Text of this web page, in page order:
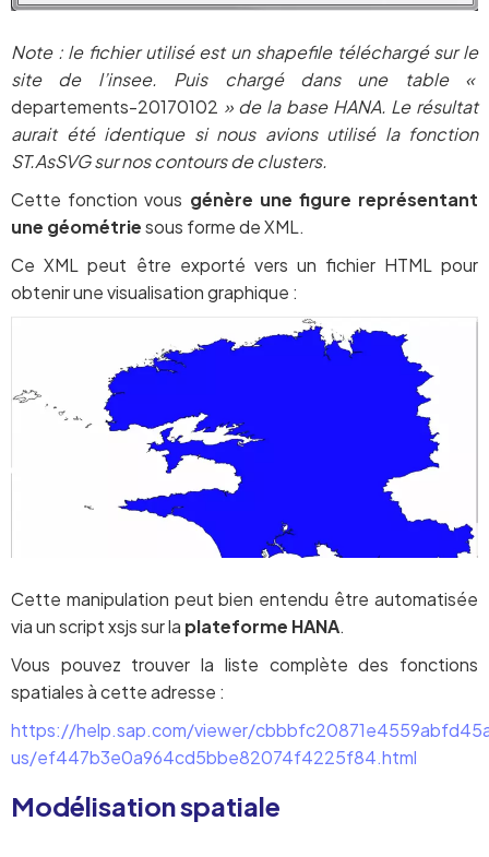
Note : le fichier utilisé est un shapefile téléchargé sur le
site de l’insee. Puis chargé dans une table «
departements-20170102 » de la base HANA. Le résultat
aurait été identique si nous avions utilisé la fonction
ST.AsSVG sur nos contours de clusters.
Cette fonction vous génère une figure représentant
une géométriesous forme de XML.
Ce XML peut être exporté vers un fichier HTML pour
obtenir une visualisation graphique :
Cette manipulation peut bien entendu être automatisée
via un script xsjs sur la plateforme HANA.
Vous pouvez trouver la liste complète des fonctions
spatiales à cette adresse :
https://help.sap.com/viewer/
us/ef447b3e0a964cd5bbe82074f4225f84.html
Modélisation spatiale